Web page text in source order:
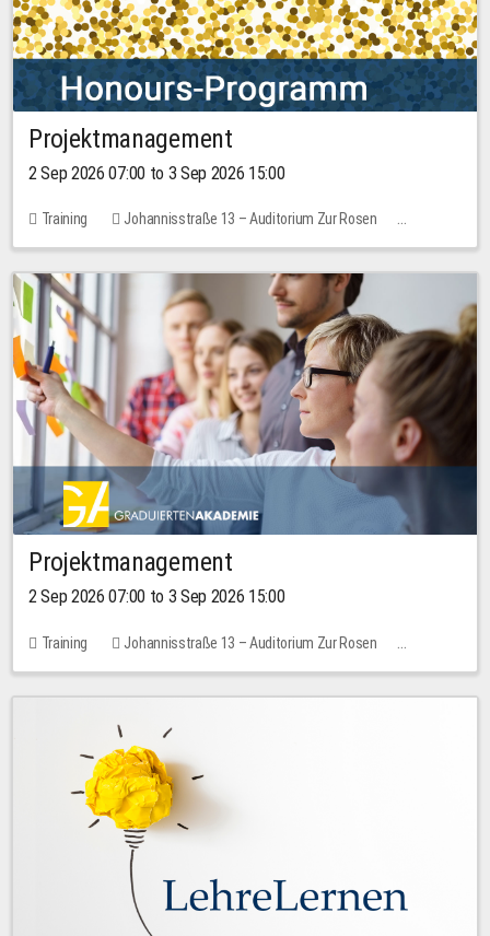
Projektmanagement
2 Sep 2026 07:00 to 3 Sep 2026 15:00
Training
Johannisstraße 13 – Auditorium Zur Rosen
1 place
Projektmanagement
2 Sep 2026 07:00 to 3 Sep 2026 15:00
Training
Johannisstraße 13 – Auditorium Zur Rosen
No free places
30.00 EUR